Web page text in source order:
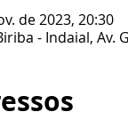
de 2023, 20:30
- Indaial, Av.